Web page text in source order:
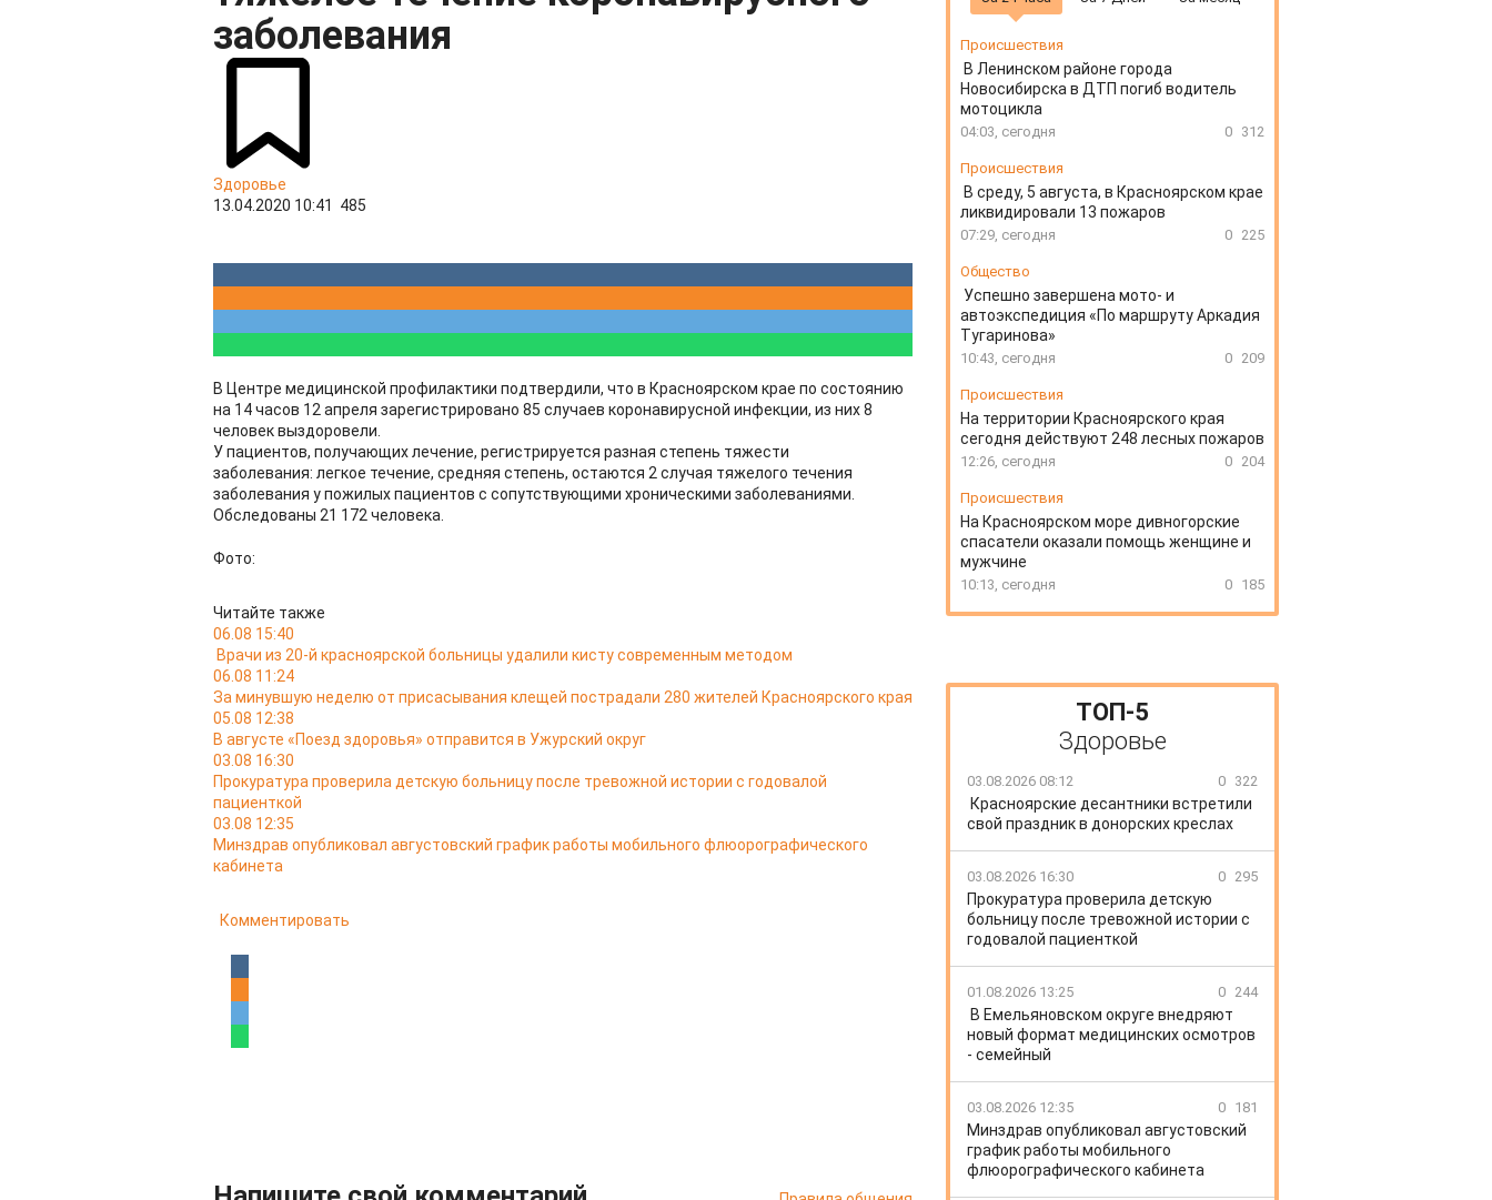
заболевания
Здоровье
13.04.2020 10:41
485
В Центре медицинской профилактики подтвердили, что в Красноярском крае по состоянию
на 14 часов 12 апреля зарегистрировано 85 случаев коронавирусной инфекции, из них 8
человек выздоровели.
У пациентов, получающих лечение, регистрируется разная степень тяжести
заболевания: легкое течение, средняя степень, остаются 2 случая тяжелого течения
заболевания у пожилых пациентов с сопутствующими хроническими заболеваниями.
Обследованы 21 172 человека.
Фото:
Читайте также
06.08 15:40
Врачи из 20-й красноярской больницы удалили кисту современным методом
06.08 11:24
За минувшую неделю от присасывания клещей пострадали 280 жителей Красноярского края
05.08 12:38
В августе «Поезд здоровья» отправится в Ужурский округ
03.08 16:30
Прокуратура проверила детскую больницу после тревожной истории с годовалой
пациенткой
03.08 12:35
Минздрав опубликовал августовский график работы мобильного флюорографического
кабинета
Комментировать
Происшествия
В Ленинском районе города
Новосибирска в ДТП погиб водитель
мотоцикла
04:03, сегодня 0 312
Происшествия
В среду, 5 августа, в Красноярском крае
ликвидировали 13 пожаров
07:29, сегодня 0 225
Общество
Успешно завершена мото- и
автоэкспедиция «По маршруту Аркадия
Тугаринова»
10:43, сегодня 0 209
Происшествия
На территории Красноярского края
сегодня действуют 248 лесных пожаров
12:26, сегодня 0 204
Происшествия
На Красноярском море дивногорские
спасатели оказали помощь женщине и
мужчине
10:13, сегодня 0 185
ТОП-5
Здоровье
03.08.2026 08:12 0 322
Красноярские десантники встретили
свой праздник в донорских креслах
03.08.2026 16:30 0 295
Прокуратура проверила детскую
больницу после тревожной истории с
годовалой пациенткой
01.08.2026 13:25 0 244
В Емельяновском округе внедряют
новый формат медицинских осмотров
- семейный
03.08.2026 12:35 0 181
Минздрав опубликовал августовский
график работы мобильного
флюорографического кабинета